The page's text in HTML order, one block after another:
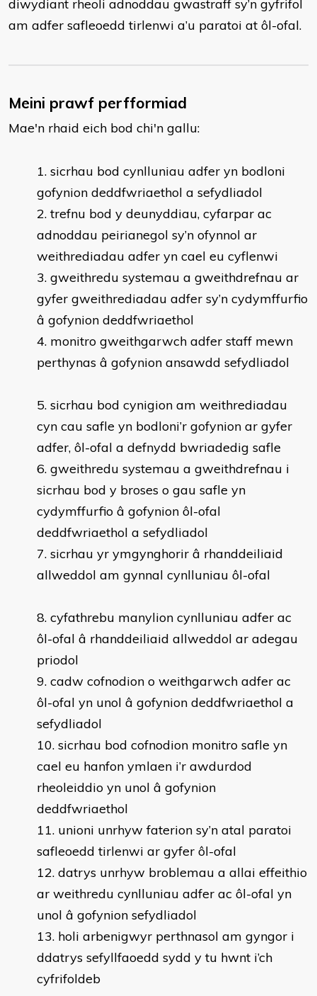
diwydiant rheoli adnoddau gwastraff sy’n gyfrifol
am adfer safleoedd tirlenwi a’u paratoi at ôl-ofal.
Meini prawf perfformiad
Mae'n rhaid eich bod chi'n gallu:
sicrhau bod cynlluniau adfer yn bodloni
gofynion deddfwriaethol a sefydliadol
2. trefnu bod y deunyddiau, cyfarpar ac
adnoddau peirianegol sy’n ofynnol ar
weithrediadau adfer yn cael eu cyflenwi
3. gweithredu systemau a gweithdrefnau ar
gyfer gweithrediadau adfer sy’n cydymffurfio
â gofynion deddfwriaethol
4. monitro gweithgarwch adfer staff mewn
perthynas â gofynion ansawdd sefydliadol
5. sicrhau bod cynigion am weithrediadau
cyn cau safle yn bodloni’r gofynion ar gyfer
adfer, ôl-ofal a defnydd bwriadedig safle
6. gweithredu systemau a gweithdrefnau i
sicrhau bod y broses o gau safle yn
cydymffurfio â gofynion ôl-ofal
deddfwriaethol a sefydliadol
7. sicrhau yr ymgynghorir â rhanddeiliaid
allweddol am gynnal cynlluniau ôl-ofal
8. cyfathrebu manylion cynlluniau adfer ac
ôl-ofal â rhanddeiliaid allweddol ar adegau
priodol
9. cadw cofnodion o weithgarwch adfer ac
ôl-ofal yn unol â gofynion deddfwriaethol a
sefydliadol
10. sicrhau bod cofnodion monitro safle yn
cael eu hanfon ymlaen i’r awdurdod
rheoleiddio yn unol â gofynion
deddfwriaethol
11. unioni unrhyw faterion sy’n atal paratoi
safleoedd tirlenwi ar gyfer ôl-ofal
12. datrys unrhyw broblemau a allai effeithio
ar weithredu cynlluniau adfer ac ôl-ofal yn
unol â gofynion sefydliadol
13. holi arbenigwyr perthnasol am gyngor i
ddatrys sefyllfaoedd sydd y tu hwnt i’ch
cyfrifoldeb